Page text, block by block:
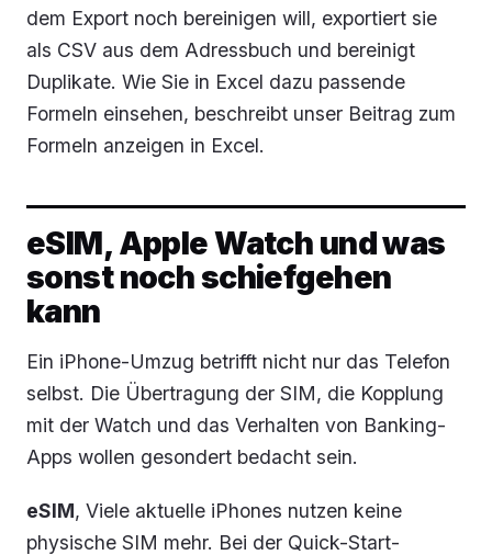
dem Export noch bereinigen will, exportiert sie
als CSV aus dem Adressbuch und bereinigt
Duplikate. Wie Sie in Excel dazu passende
Formeln einsehen, beschreibt unser Beitrag zum
Formeln anzeigen in Excel.
eSIM, Apple Watch und was
sonst noch schiefgehen
kann
Ein iPhone-Umzug betrifft nicht nur das Telefon
selbst. Die Übertragung der SIM, die Kopplung
mit der Watch und das Verhalten von Banking-
Apps wollen gesondert bedacht sein.
eSIM, Viele aktuelle iPhones nutzen keine
physische SIM mehr. Bei der Quick-Start-